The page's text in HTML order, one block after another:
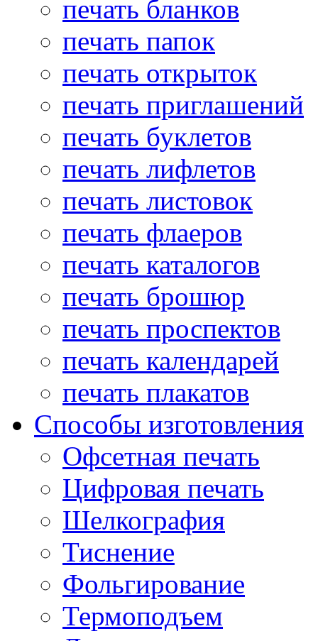
печать бланков
печать папок
печать открыток
печать приглашений
печать буклетов
печать лифлетов
печать листовок
печать флаеров
печать каталогов
печать брошюр
печать проспектов
печать календарей
печать плакатов
Способы изготовления
Офсетная печать
Цифровая печать
Шелкография
Тиснение
Фольгирование
Термоподъем